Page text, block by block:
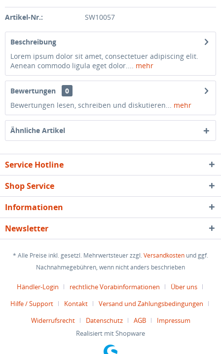
Artikel-Nr.: SW10057
Beschreibung
Lorem ipsum dolor sit amet, consectetuer adipiscing elit.
Aenean commodo ligula eget dolor.... mehr
Bewertungen
0
Bewertungen lesen, schreiben und diskutieren... mehr
Ähnliche Artikel
Service Hotline
Shop Service
Informationen
Newsletter
* Alle Preise inkl. gesetzl. Mehrwertsteuer zzgl.Versandkosten und ggf.
Nachnahmegebühren, wenn nicht anders beschrieben
Händler-Login rechtliche Vorabinformationen
Über uns
Hilfe / Support
Kontakt
Versand und Zahlungsbedingungen
Widerrufsrecht
Datenschutz AGB
Impressum
Realisiert mit Shopware